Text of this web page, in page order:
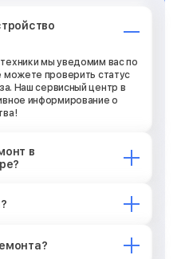
мы уведомим вас по
можете проверить статус
Наш сервисный центр в
информирование о
в